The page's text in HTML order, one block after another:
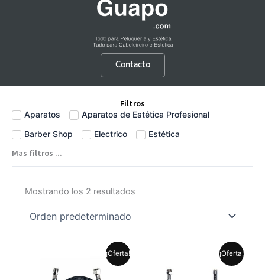
Contacto
Filtros
Aparatos
Aparatos de Estética Profesional
Barber Shop
Electrico Estética
Mas filtros ...
Mostrando los 2 resultados
¡Oferta!
original
precio
actual
¡Oferta!
original
precio
actual